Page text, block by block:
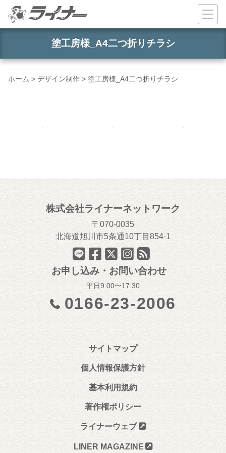
コンテンツへスキップ
塗工房様_A4二つ折りチラシ
ホーム > デザイン制作 > 塗工房様_A4二つ折りチラシ
株式会社ライナーネットワーク
070-0035
北海道旭川市5条通10丁目854-1
お申し込み・お問い合わせ
平日9:00〜17:30
0166-23-2006
サイトマップ
個人情報保護方針
基本利用規約
著作権ポリシー
ライナーウェブ
LINER MAGAZINE